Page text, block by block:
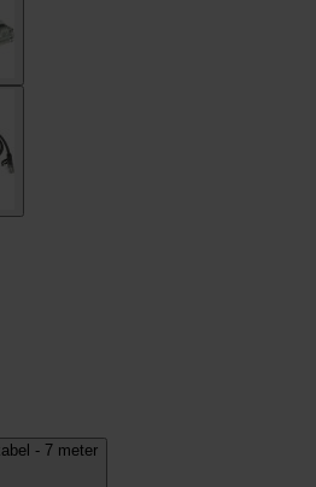
- 7 meter